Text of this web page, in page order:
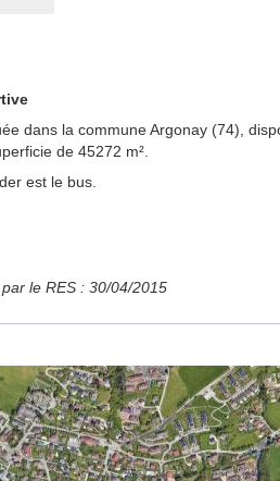
dans la commune Argonay (74),
de 45272 m².
est le bus.
le RES : 30/04/2015